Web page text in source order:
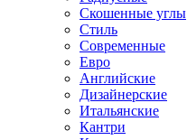
Скошенные углы
Стиль
Современные
Евро
Английские
Дизайнерские
Итальянские
Кантри